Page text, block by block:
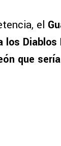
el
Diablos
que